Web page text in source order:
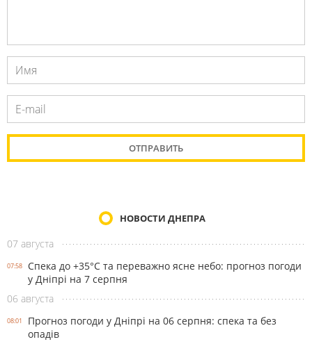
НОВОСТИ ДНЕПРА
07 августа
07:58
Спека до +35°С та переважно ясне небо: прогноз погоди
у Дніпрі на 7 серпня
06 августа
08:01
Прогноз погоди у Дніпрі на 06 серпня: спека та без
опадів